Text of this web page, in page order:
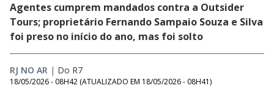
Agentes cumprem mandados contra a Outsider
Tours; proprietário Fernando Sampaio Souza e Silva
foi preso no início do ano, mas foi solto
RJ NO AR | Do R7
18/05/2026 - 08H42 (ATUALIZADO EM 18/05/2026 - 08H41)